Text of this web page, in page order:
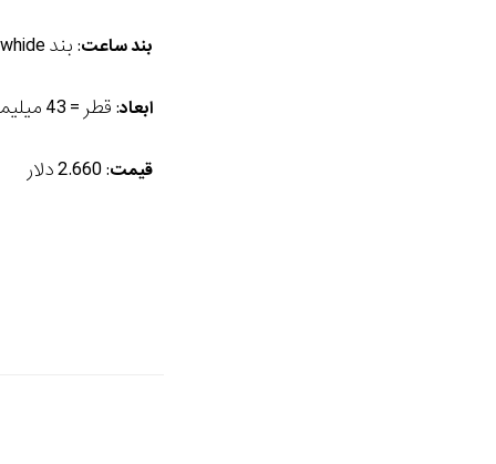
بندساعت: بند
ابعاد: قطر = 43 میلیمتر، ارتفاع = 15/15 میلیمتر، وزن = 110 گرم
قیمت: 2.660 دلار